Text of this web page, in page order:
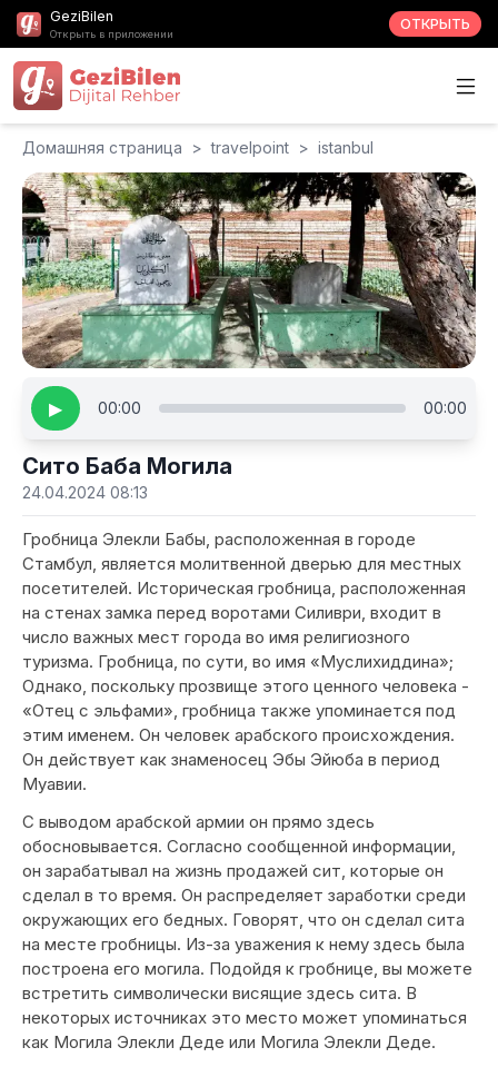
GeziBilen
Открыть в приложении
ОТКРЫТЬ
Домашняя страница > travelpoint > istanbul
▶ 00:00 00:00
Сито Баба Могила
24.04.2024 08:13
Гробница Элекли Бабы, расположенная в городе
Стамбул, является молитвенной дверью для местных
посетителей. Историческая гробница, расположенная
на стенах замка перед воротами Силиври, входит в
число важных мест города во имя религиозного
туризма. Гробница, по сути, во имя «Муслихиддина»;
Однако, поскольку прозвище этого ценного человека -
«Отец с эльфами», гробница также упоминается под
этим именем. Он человек арабского происхождения.
Он действует как знаменосец Эбы Эйюба в период
Муавии.
С выводом арабской армии он прямо здесь
обосновывается. Согласно сообщенной информации,
он зарабатывал на жизнь продажей сит, которые он
сделал в то время. Он распределяет заработки среди
окружающих его бедных. Говорят, что он сделал сита
на месте гробницы. Из-за уважения к нему здесь была
построена его могила. Подойдя к гробнице, вы можете
встретить символически висящие здесь сита. В
некоторых источниках это место может упоминаться
как Могила Элекли Деде или Могила Элекли Деде.